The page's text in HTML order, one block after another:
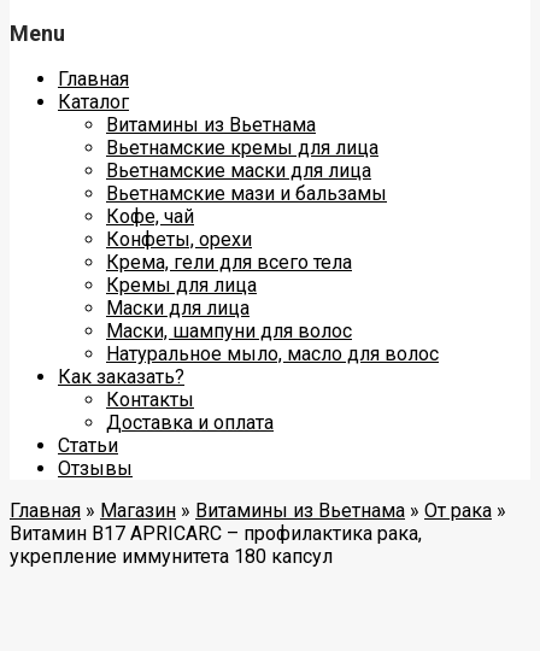
Menu
Главная
Каталог
Витамины из Вьетнама
Вьетнамские кремы для лица
Вьетнамские маски для лица
Вьетнамские мази и бальзамы
Кофе, чай
Конфеты, орехи
Крема, гели для всего тела
Кремы для лица
Маски для лица
Маски, шампуни для волос
Натуральное мыло, масло для волос
Как заказать?
Контакты
Доставка и оплата
Статьи
Отзывы
Главная » Магазин » Витамины из Вьетнама » От рака »
Витамин B17 APRICARC – профилактика рака,
укрепление иммунитета 180 капсул